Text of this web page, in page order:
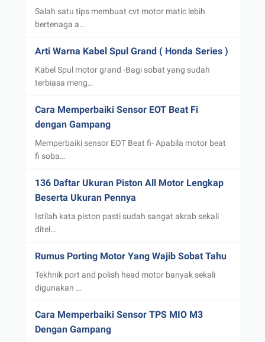
Salah satu tips membuat cvt motor matic lebih
bertenaga a…
Arti Warna Kabel Spul Grand ( Honda Series )
Kabel Spul motor grand -Bagi sobat yang sudah
terbiasa meng…
Cara Memperbaiki Sensor EOT Beat Fi
dengan Gampang
Memperbaiki sensor EOT Beat fi- Apabila motor beat
fi soba…
136 Daftar Ukuran Piston All Motor Lengkap
Beserta Ukuran Pennya
Istilah kata piston pasti sudah sangat akrab sekali
ditel…
Rumus Porting Motor Yang Wajib Sobat Tahu
Tekhnik port and polish head motor banyak sekali
digunakan …
Cara Memperbaiki Sensor TPS MIO M3
Dengan Gampang